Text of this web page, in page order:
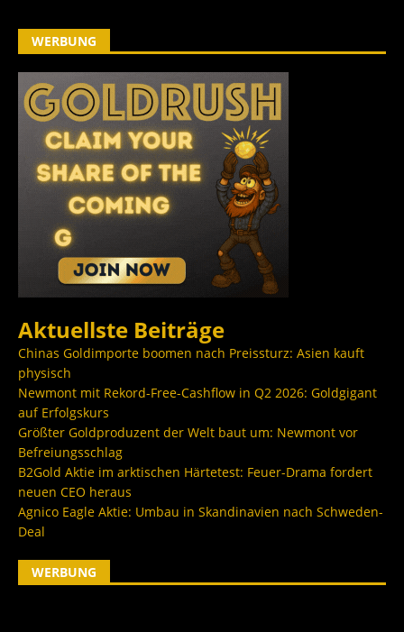
WERBUNG
Aktuellste Beiträge
Chinas Goldimporte boomen nach Preissturz: Asien kauft
physisch
Newmont mit Rekord-Free-Cashflow in Q2 2026: Goldgigant
auf Erfolgskurs
Größter Goldproduzent der Welt baut um: Newmont vor
Befreiungsschlag
B2Gold Aktie im arktischen Härtetest: Feuer-Drama fordert
neuen CEO heraus
Agnico Eagle Aktie: Umbau in Skandinavien nach Schweden-
Deal
WERBUNG